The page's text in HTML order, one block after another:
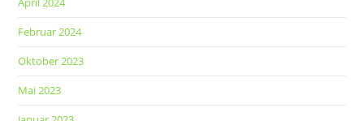
Februar 2024
Oktober 2023
Mai 2023